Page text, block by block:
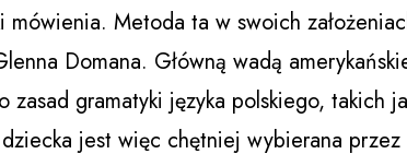
mówienia. Metoda ta w swoich
Domana. Główną wadą
gramatyki języka polskiego, takich
jest więc chętniej wybierana